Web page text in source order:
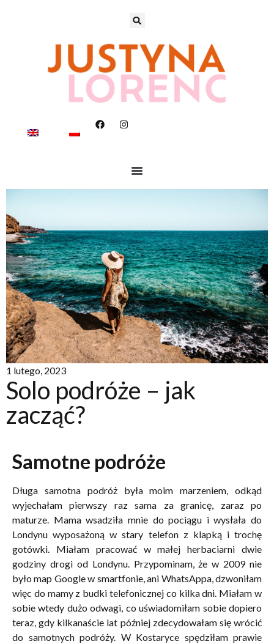
1 lutego, 2023
Solo podróże – jak
zacząć?
Samotne podróże
Długa samotna podróż była moim marzeniem, odkąd
wyjechałam pierwszy raz sama za granicę, zaraz po
maturze. Mama wsadziła mnie do pociągu i wysłała do
Londynu wyposażoną w stary telefon z klapką i trochę
gotówki. Miałam pracować w małej herbaciarni dwie
godziny drogi od Londynu. Przypominam, że w 2009 nie
było map Google w smartfonie, ani WhatsAppa, dzwoniłam
więc do mamy z budki telefonicznej co kilka dni. Miałam w
sobie wtedy dużo odwagi, co uświadomiłam sobie dopiero
teraz, gdy kilkanaście lat później zdecydowałam się wrócić
do samotnych podróży. W Kostaryce spędziłam prawie